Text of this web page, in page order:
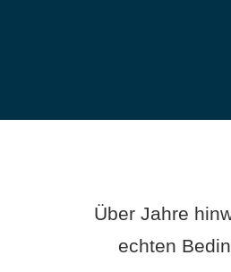
Über Jahre
echten